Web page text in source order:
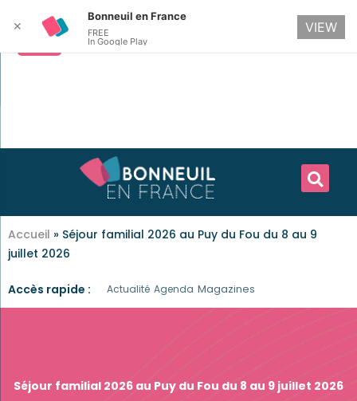
Accueil » Séjour familial 2026 au Puy du Fou du 8 au 9
juillet 2026
Accès rapide : Actualité Agenda Magazines
Séjour familial 2026 au Puy du Fou du 8 au 9 juillet 2026
✕
Bonneuil en France
FREE
In Google Play
VIEW